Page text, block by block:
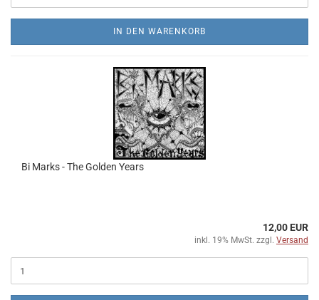
IN DEN WARENKORB
Bi Marks - The Golden Years
12,00 EUR
inkl. 19% MwSt. zzgl. Versand